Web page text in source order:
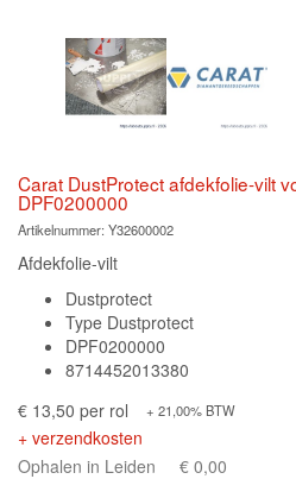
Carat DustProtect afdekfolie-vilt
DPF0200000
Artikelnummer: Y32600002
Afdekfolie-vilt
Dustprotect
Type Dustprotect
DPF0200000
8714452013380
€ 13,50 per rol
+ 21,00% BTW
+ verzendkosten
Ophalen in Leiden
€ 0,00